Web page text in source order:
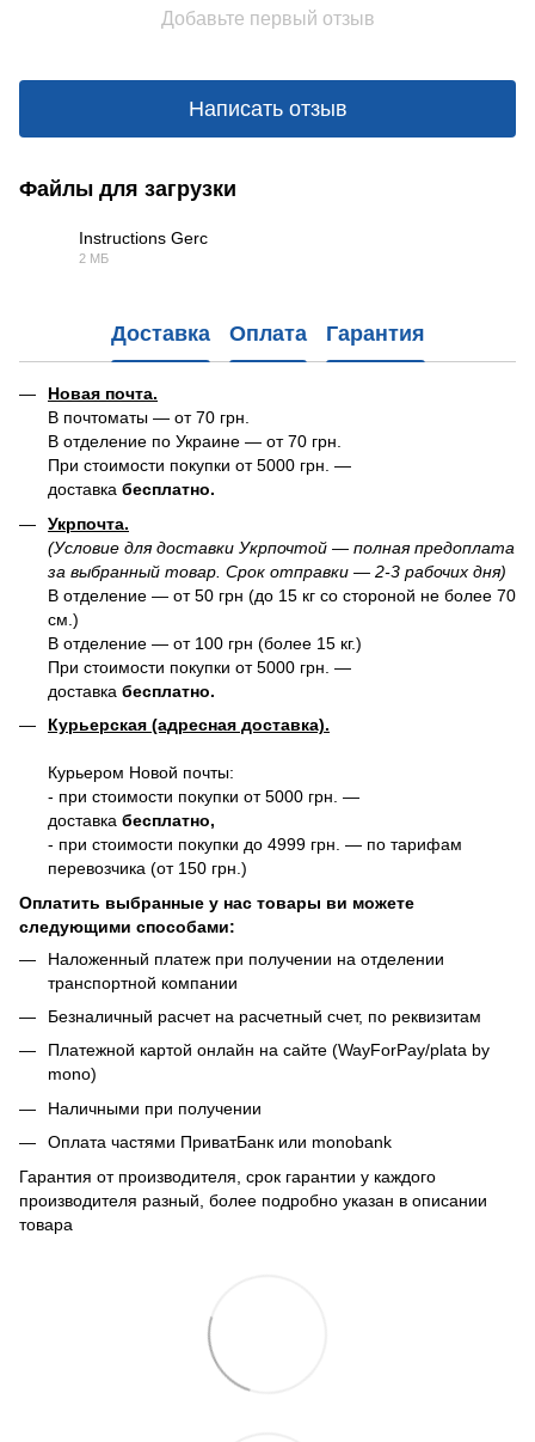
Добавьте первый отзыв
Написать отзыв
Файлы для загрузки
Instructions Gerc
2 МБ
Доставка Оплата Гарантия
Новая почта.
В почтоматы — от 70 грн.
В отделение по Украине — от 70 грн.
При стоимости покупки от 5000 грн. —
доставка бесплатно.
Укрпочта.
(Условие для доставки Укрпочтой — полная предоплата
за выбранный товар. Срок отправки — 2-3 рабочих дня)
В отделение — от 50 грн (до 15 кг со стороной не более 70
см.)
В отделение — от 100 грн (более 15 кг.)
При стоимости покупки от 5000 грн. —
доставка бесплатно.
Курьерская (адресная доставка).
Курьером Новой почты:
- при стоимости покупки от 5000 грн. —
доставка бесплатно,
- при стоимости покупки до 4999 грн. — по тарифам
перевозчика (от 150 грн.)
Оплатить выбранные у нас товары ви можете
следующими способами:
Наложенный платеж при получении на отделении
транспортной компании
Безналичный расчет на расчетный счет, по реквизитам
Платежной картой онлайн на сайте (WayForPay/plata by
mono)
Наличными при получении
Оплата частями ПриватБанк или monobank
Гарантия от производителя, срок гарантии у каждого
производителя разный, более подробно указан в описании
товара